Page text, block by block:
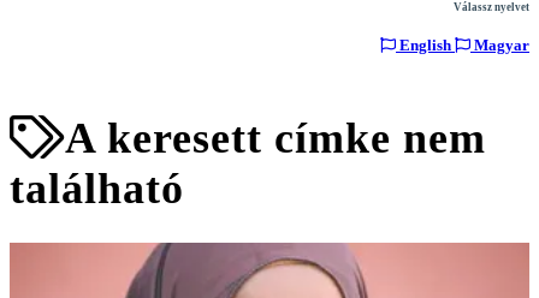
Válassz nyelvet
English Magyar
A keresett címke nem
található